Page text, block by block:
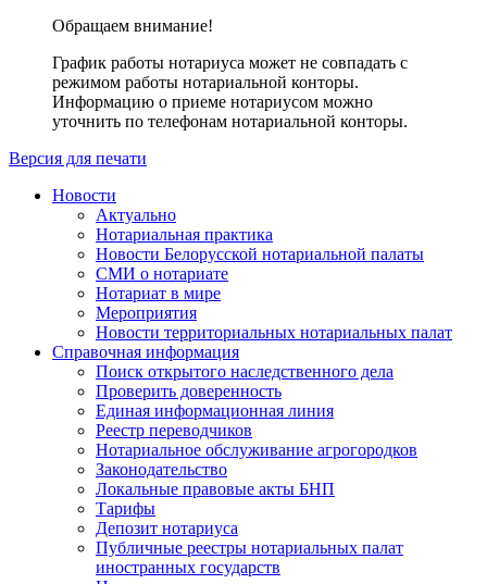
Обращаем внимание!
График работы нотариуса может не совпадать с
режимом работы нотариальной конторы.
Информацию о приеме нотариусом можно
уточнить по телефонам нотариальной конторы.
Версия для печати
Новости
Актуально
Нотариальная практика
Новости Белорусской нотариальной палаты
СМИ о нотариате
Нотариат в мире
Мероприятия
Новости территориальных нотариальных палат
Справочная информация
Поиск открытого наследственного дела
Проверить доверенность
Единая информационная линия
Реестр переводчиков
Нотариальное обслуживание агрогородков
Законодательство
Локальные правовые акты БНП
Тарифы
Депозит нотариуса
Публичные реестры нотариальных палат
иностранных государств